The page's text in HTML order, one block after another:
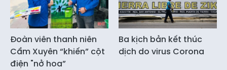
Đoàn viên thanh niên
Cẩm Xuyên “khiến” cột
điện "nở hoa”
Ba kịch bản kết thúc
dịch do virus Corona